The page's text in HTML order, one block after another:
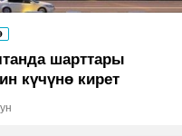
шарттары
күчүнө кирет